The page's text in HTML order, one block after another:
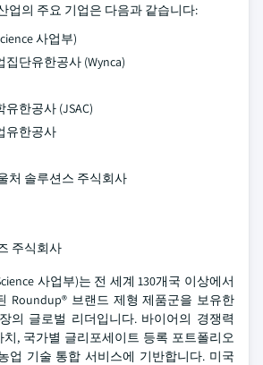
업의 주요 기업은 다음과 같습니다:
사업부)
단유한공사 (Wynca)
한공사 (JSAC)
유한공사
처 솔루션스 주식회사
주식회사
사업부)는 전 세계 130개국 이상에서
Roundup® 브랜드 제형 제품군을 보유한
의 글로벌 리더입니다. 바이어의 경쟁력
, 국가별 글리포세이트 등록 포트폴리오
업 기술 통합 서비스에 기반합니다. 미국